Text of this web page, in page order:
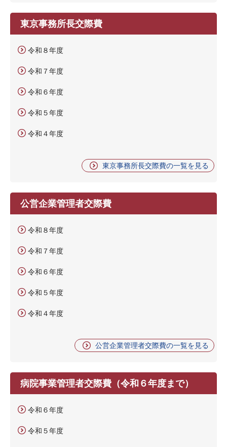
東京事務所長交際費
令和８年度
令和７年度
令和６年度
令和５年度
令和４年度
東京事務所長交際費の一覧を見る
公営企業管理者交際費
令和８年度
令和７年度
令和６年度
令和５年度
令和４年度
公営企業管理者交際費の一覧を見る
病院事業管理者交際費（令和６年度まで）
令和６年度
令和５年度